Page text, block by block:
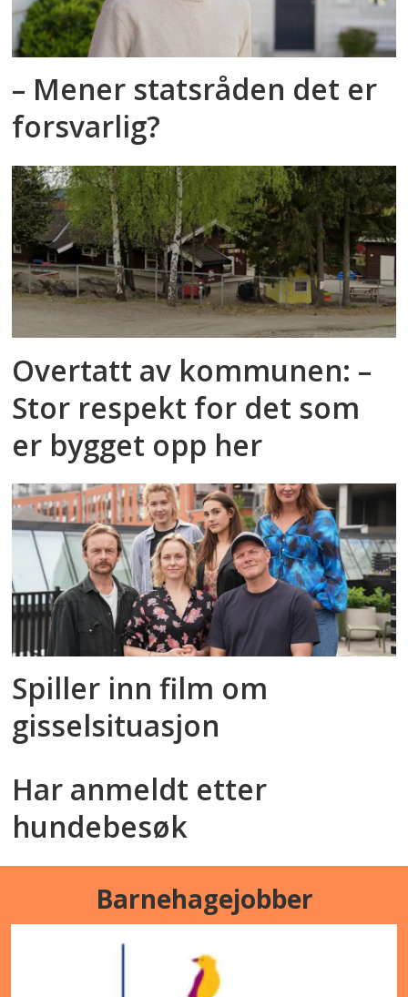
– Mener statsråden det er
forsvarlig?
Overtatt av kommunen: –
Stor respekt for det som
er bygget opp her
Spiller inn film om
gisselsituasjon
Har anmeldt etter
hundebesøk
Barnehagejobber